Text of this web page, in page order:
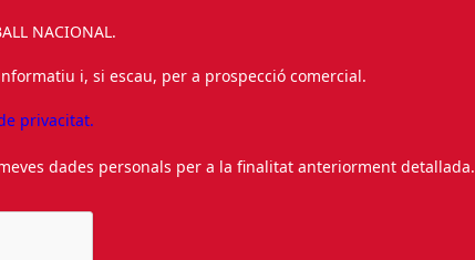
NACIONAL.
i, si escau, per a prospecció comercial.
privacitat.
dades personals per a la finalitat anteriorment detallada.